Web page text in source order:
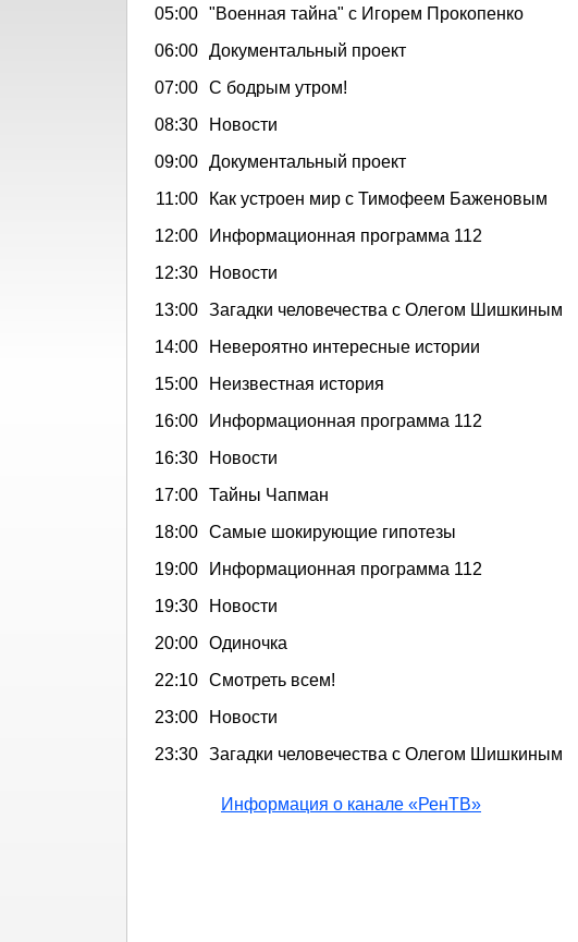
05:00 "Военная тайна" с Игорем Прокопенко
06:00 Документальный проект
07:00 С бодрым утром!
08:30
Новости
09:00 Документальный проект
11:00
Как устроен мир с Тимофеем Баженовым
12:00
Информационная программа 112
12:30
Новости
13:00 Загадки человечества с Олегом Шишкиным
14:00
Невероятно интересные истории
15:00
Неизвестная история
16:00
Информационная программа 112
16:30
Новости
17:00 Тайны Чапман
18:00 Самые шокирующие гипотезы
19:00
Информационная программа 112
19:30
Новости
20:00 Одиночка
22:10 Смотреть всем!
23:00
Новости
23:30 Загадки человечества с Олегом Шишкиным
Информация о канале «РенТВ»